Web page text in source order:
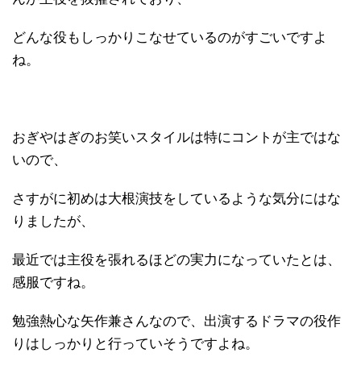
どんな役もしっかりこなせているのがすごいですよ
ね。
おぎやはぎのお笑いスタイルは特にコントが主ではな
いので、
さすがに初めは大根演技をしているような気分にはな
りましたが、
最近では主役を張れるほどの実力になっていたとは、
感服ですね。
勉強熱心な矢作兼さんなので、出演するドラマの役作
りはしっかりと行っていそうですよね。